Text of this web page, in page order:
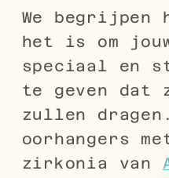
We begrijpen
het is om
speciaal en
te geven dat
zullen
oorhangers
zirkonia van